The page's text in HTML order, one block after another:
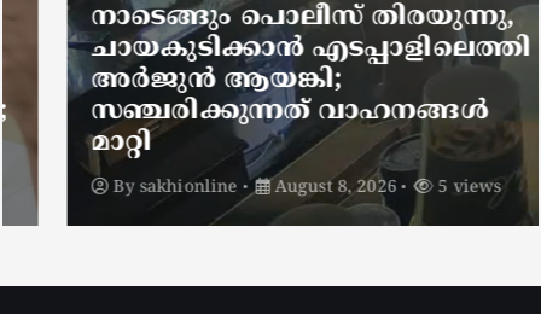
നാടെങ്ങും പൊലീസ് തിരയുന്നു,
ചായകുടിക്കാൻ എടപ്പാളിലെത്തി
അർജുൻ ആയങ്കി;
സഞ്ചരിക്കുന്നത് വാഹനങ്ങൾ
മാറ്റി
sakhionline August 8, 2026 5 views